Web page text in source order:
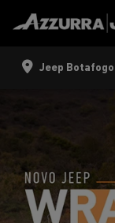
Jeep Botafogo